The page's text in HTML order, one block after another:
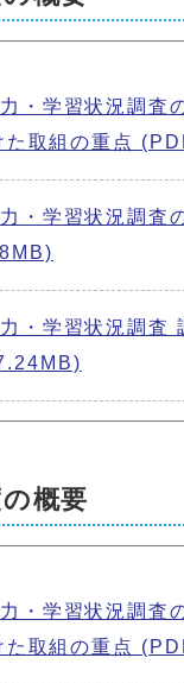
・学習状況調査
た取組の重点
・学習状況調査
・学習状況調査
概要
・学習状況調査
た取組の重点